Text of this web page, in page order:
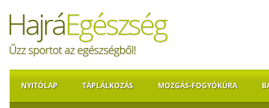
NYITÓLAP TÁPLÁLKOZÁS MOZGÁS-FOGYÓKÚRA